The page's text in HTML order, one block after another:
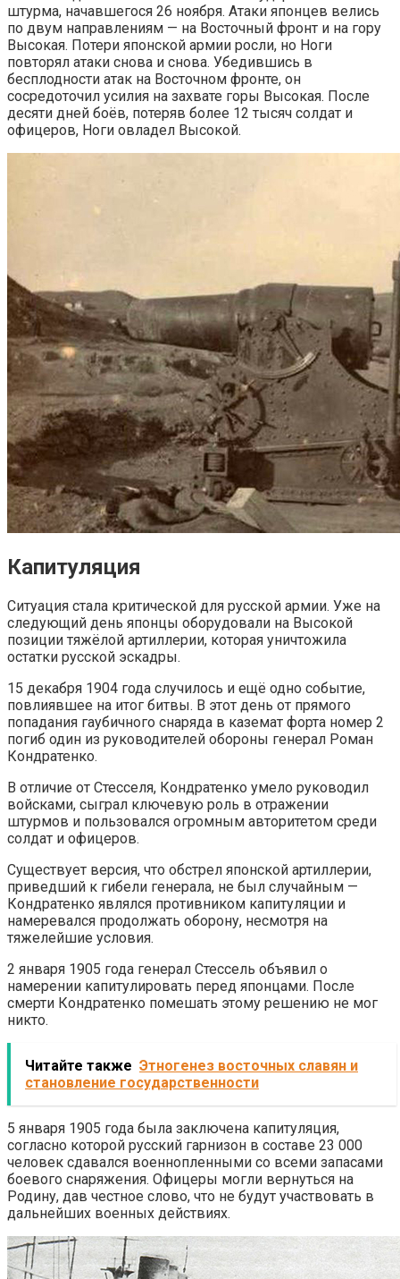
штурма, начавшегося 26 ноября. Атаки японцев велись
по двум направлениям — на Восточный фронт и на гору
Высокая. Потери японской армии росли, но Ноги
повторял атаки снова и снова. Убедившись в
бесплодности атак на Восточном фронте, он
сосредоточил усилия на захвате горы Высокая. После
десяти дней боёв, потеряв более 12 тысяч солдат и
офицеров, Ноги овладел Высокой.
Капитуляция
Ситуация стала критической для русской армии. Уже на
следующий день японцы оборудовали на Высокой
позиции тяжёлой артиллерии, которая уничтожила
остатки русской эскадры.
15 декабря 1904 года случилось и ещё одно событие,
повлиявшее на итог битвы. В этот день от прямого
попадания гаубичного снаряда в каземат форта номер 2
погиб один из руководителей обороны генерал Роман
Кондратенко.
В отличие от Стесселя, Кондратенко умело руководил
войсками, сыграл ключевую роль в отражении
штурмов и пользовался огромным авторитетом среди
солдат и офицеров.
Существует версия, что обстрел японской артиллерии,
приведший к гибели генерала, не был случайным —
Кондратенко являлся противником капитуляции и
намеревался продолжать оборону, несмотря на
тяжелейшие условия.
2 января 1905 года генерал Стессель объявил о
намерении капитулировать перед японцами. После
смерти Кондратенко помешать этому решению не мог
никто.
Читайте также Этногенез восточных славян и
становление государственности
5 января 1905 года была заключена капитуляция,
согласно которой русский гарнизон в составе 23 000
человек сдавался военнопленными со всеми запасами
боевого снаряжения. Офицеры могли вернуться на
Родину, дав честное слово, что не будут участвовать в
дальнейших военных действиях.